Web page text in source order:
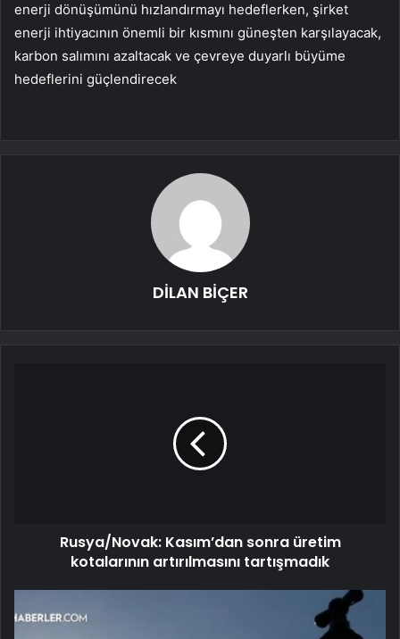
enerji dönüşümünü hızlandırmayı hedeflerken, şirket
enerji ihtiyacının önemli bir kısmını güneşten karşılayacak,
karbon salımını azaltacak ve çevreye duyarlı büyüme
hedeflerini güçlendirecek
DİLAN BİÇER
Rusya/Novak: Kasım’dan sonra üretim
kotalarının artırılmasını tartışmadık